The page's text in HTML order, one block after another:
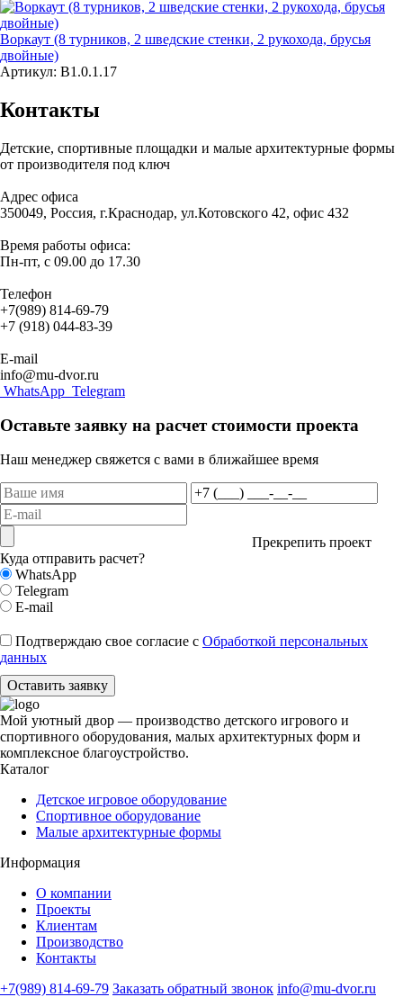
Воркаут (8 турников, 2 шведские стенки, 2 рукохода, брусья
двойные)
Артикул: В1.0.1.17
Контакты
Детские, спортивные площадки и малые архитектурные формы
от производителя под ключ
Адрес офиса
350049, Россия, г.Краснодар, ул.Котовского 42, офис 432
Время работы офиса:
Пн-пт, с 09.00 до 17.30
Телефон
+7(989) 814-69-79
+7 (918) 044-83-39
E-mail
info@mu-dvor.ru
WhatsApp Telegram
Оставьте заявку на расчет стоимости проекта
Наш менеджер свяжется с вами в ближайшее время
Прекрепить проект
Куда отправить расчет?
WhatsApp
Telegram
E-mail
Подтверждаю свое согласие с Обработкой персональных
данных
Оставить заявку
Мой уютный двор — производство детского игрового и
спортивного оборудования, малых архитектурных форм и
комплексное благоустройство.
Каталог
Детское игровое оборудование
Спортивное оборудование
Малые архитектурные формы
Информация
О компании
Проекты
Клиентам
Производство
Контакты
+7(989) 814-69-79 Заказать обратный звонок info@mu-dvor.ru